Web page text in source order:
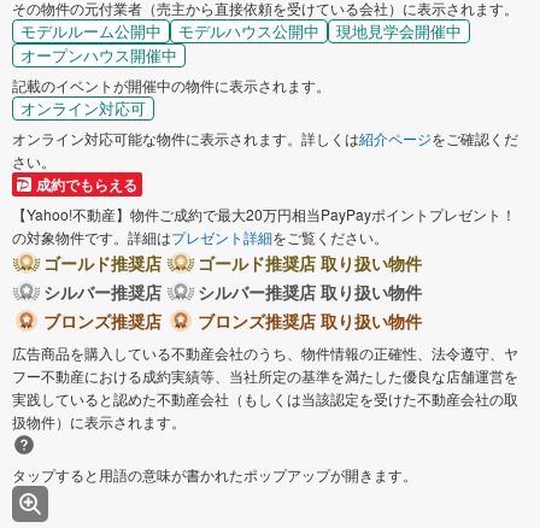
その物件の元付業者（売主から直接依頼を受けている会社）に表示されます。
モデルルーム公開中 モデルハウス公開中
現地見学会開催中
オープンハウス開催中
記載のイベントが開催中の物件に表示されます。
オンライン対応可
オンライン対応可能な物件に表示されます。詳しくは紹介ページをご確認くだ
さい。
成約でもらえる
【Yahoo!不動産】物件ご成約で最大20万円相当PayPayポイントプレゼント！
の対象物件です。詳細はプレゼント詳細をご覧ください。
ゴールド推奨店
ゴールド推奨店 取り扱い物件
シルバー推奨店
シルバー推奨店 取り扱い物件
ブロンズ推奨店
ブロンズ推奨店 取り扱い物件
広告商品を購入している不動産会社のうち、物件情報の正確性、法令遵守、ヤ
フー不動産における成約実績等、当社所定の基準を満たした優良な店舗運営を
実践していると認めた不動産会社（もしくは当該認定を受けた不動産会社の取
扱物件）に表示されます。
タップすると用語の意味が書かれたポップアップが開きます。